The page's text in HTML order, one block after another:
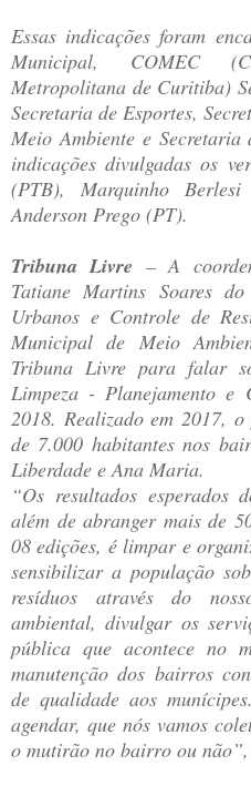
Essas indicações foram
Municipal, COMEC
Metropolitana de Curitiba)
Secretaria de Esportes,
Meio Ambiente e Secretaria
indicações divulgadas os
(PTB), Marquinho
Anderson Prego (PT).
Tribuna Livre – A
Tatiane Martins Soares
Urbanos e Controle de
Municipal de Meio
Tribuna Livre para falar
Limpeza - Planejamento
2018. Realizado em 2017,
de 7.000 habitantes nos
Liberdade e Ana Maria.
“Os resultados
além de abranger mais de
08 edições, é limpar e
sensibilizar a população
resíduos através do
ambiental, divulgar os
pública que acontece no
manutenção dos bairros
de qualidade aos
agendar, que nós vamos
o mutirão no bairro ou